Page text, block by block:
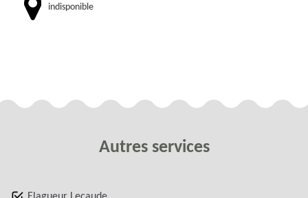
indisponible
Autres services